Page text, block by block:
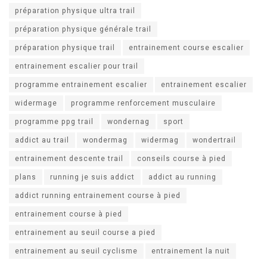
préparation physique ultra trail
préparation physique générale trail
préparation physique trail
entrainement course escalier
entrainement escalier pour trail
programme entrainement escalier
entrainement escalier
widermage
programme renforcement musculaire
programme ppg trail
wondernag
sport
addict au trail
wondermag widermag
wondertrail
entrainement descente trail
conseils course à pied
plans
running je suis addict
addict au running
addict running entrainement course à pied
entrainement course à pied
entrainement au seuil course a pied
entrainement au seuil cyclisme
entrainement la nuit